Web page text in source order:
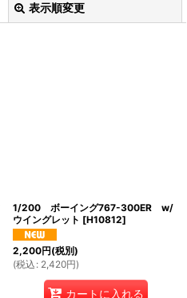
表示順変更
1/200 ボーイング767-300ER w/
ウイングレット [H10812]
2,200円(税別)
(税込 : 2,420円)
カートに入れる